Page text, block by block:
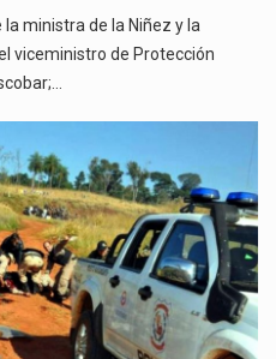
ministra de la Niñez y la
viceministro de Protección